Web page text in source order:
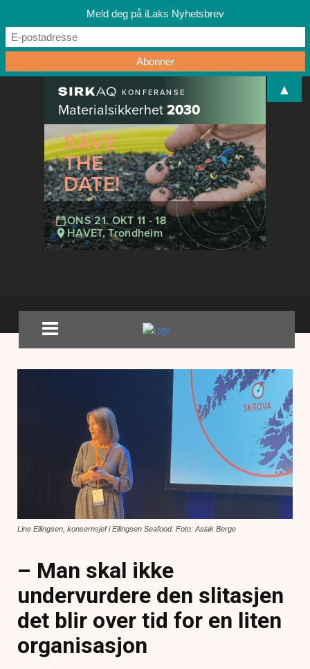
Line Ellingsen, konsernsjef i Ellingsen Seafood. Foto: Aslak Berge
– Man skal ikke
undervurdere den slitasjen
det blir over tid for en liten
organisasjon
Meld deg på iLaks Nyhetsbrev
▲